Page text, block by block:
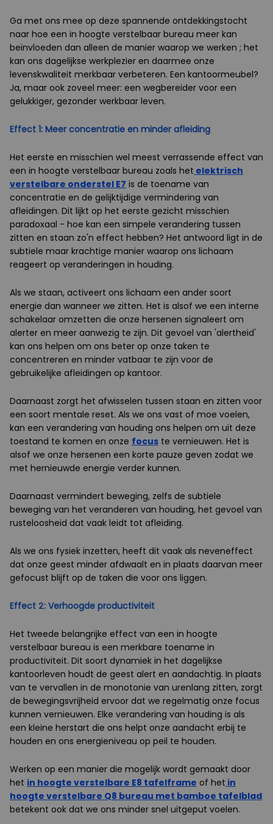
Ga met ons mee op deze spannende ontdekkingstocht
naar hoe een in hoogte verstelbaar bureau meer kan
beïnvloeden dan alleen de manier waarop we werken ; het
kan ons dagelijkse werkplezier en daarmee onze
levenskwaliteit merkbaar verbeteren. Een kantoormeubel?
Ja, maar ook zoveel meer: een wegbereider voor een
gelukkiger, gezonder werkbaar leven.
Effect 1: Meer concentratie en minder afleiding
Het eerste en misschien wel meest verrassende effect van
een in hoogte verstelbaar bureau zoals het elektrisch
verstelbare onderstel E7 is de toename van
concentratie en de gelijktijdige vermindering van
afleidingen. Dit lijkt op het eerste gezicht misschien
paradoxaal - hoe kan een simpele verandering tussen
zitten en staan zo'n effect hebben? Het antwoord ligt in de
subtiele maar krachtige manier waarop ons lichaam
reageert op veranderingen in houding.
Als we staan, activeert ons lichaam een ander soort
energie dan wanneer we zitten. Het is alsof we een interne
schakelaar omzetten die onze hersenen signaleert om
alerter en meer aanwezig te zijn. Dit gevoel van 'alertheid'
kan ons helpen om ons beter op onze taken te
concentreren en minder vatbaar te zijn voor de
gebruikelijke afleidingen op kantoor.
Daarnaast zorgt het afwisselen tussen staan en zitten voor
een soort mentale reset. Als we ons vast of moe voelen,
kan een verandering van houding ons helpen om uit deze
toestand te komen en onze focus te vernieuwen. Het is
alsof we onze hersenen een korte pauze geven zodat we
met hernieuwde energie verder kunnen.
Daarnaast vermindert beweging, zelfs de subtiele
beweging van het veranderen van houding, het gevoel van
rusteloosheid dat vaak leidt tot afleiding.
Als we ons fysiek inzetten, heeft dit vaak als neveneffect
dat onze geest minder afdwaalt en in plaats daarvan meer
gefocust blijft op de taken die voor ons liggen.
Effect 2: Verhoogde productiviteit
Het tweede belangrijke effect van een in hoogte
verstelbaar bureau is een merkbare toename in
productiviteit. Dit soort dynamiek in het dagelijkse
kantoorleven houdt de geest alert en aandachtig. In plaats
van te vervallen in de monotonie van urenlang zitten, zorgt
de bewegingsvrijheid ervoor dat we regelmatig onze focus
kunnen vernieuwen. Elke verandering van houding is als
een kleine herstart die ons helpt onze aandacht erbij te
houden en ons energieniveau op peil te houden.
Werken op een manier die mogelijk wordt gemaakt door
het in hoogte verstelbare E8 tafelframe of het in
hoogte verstelbare Q8 bureau met bamboe tafelblad
betekent ook dat we ons minder snel uitgeput voelen.